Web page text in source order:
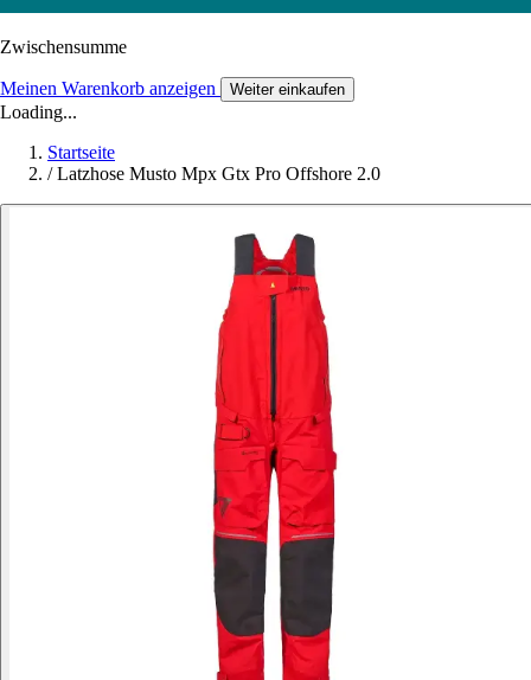
Zwischensumme
Meinen Warenkorb anzeigen Weiter einkaufen
Loading...
Startseite
/ Latzhose Musto Mpx Gtx Pro Offshore 2.0